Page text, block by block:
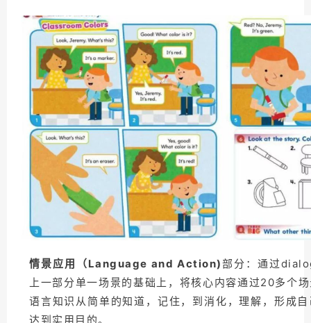
情景应用（Language and Action)部分：通过
上一部分单一场景的基础上，将核心内容通过20多个
语言知识从简单的知道，记住，到消化，理解，形成
达到实用目的。